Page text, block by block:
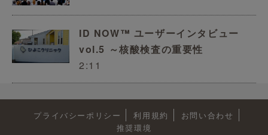
ID NOW™ ユーザーインタビュー
vol.5 ～核酸検査の重要性
2:11
プライバシーポリシー 利用規約
お問い合わせ
推奨環境